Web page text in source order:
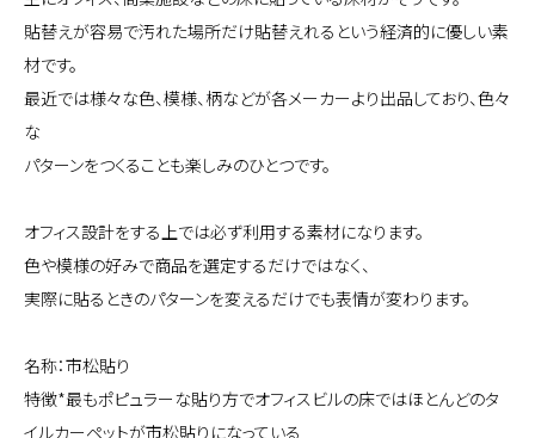
貼替えが容易で汚れた場所だけ貼替えれるという経済的に優しい素
材です。
最近では様々な色、模様、柄などが各メーカーより出品しており、色々
な
パターンをつくることも楽しみのひとつです。
オフィス設計をする上では必ず利用する素材になります。
色や模様の好みで商品を選定するだけではなく、
実際に貼るときのパターンを変えるだけでも表情が変わります。
名称：市松貼り
特徴*最もポピュラーな貼り方でオフィスビルの床ではほとんどのタ
イルカーペットが市松貼りになっている